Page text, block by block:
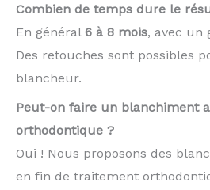
Combien de temps dure le
En général 6 à 8 mois, avec un
Des retouches sont possibles
blancheur.
Peut-on faire un blanchiment
orthodontique ?
Oui ! Nous proposons des
en fin de traitement